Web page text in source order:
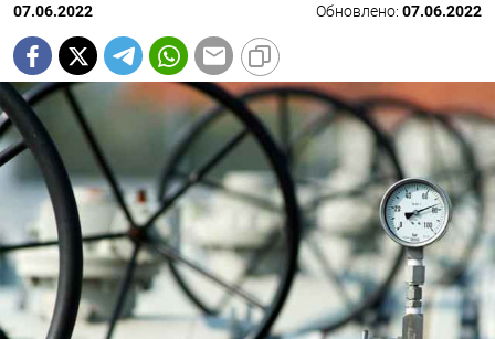
07.06.2022 Обновлено: 07.06.2022